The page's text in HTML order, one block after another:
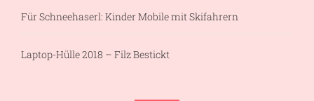
Für Schneehaserl: Kinder Mobile mit Skifahrern
Laptop-Hülle 2018 – Filz Bestickt